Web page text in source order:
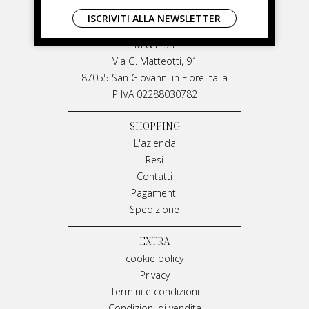
LIVIANA MIRARCHI
M & P Srl
Via G. Matteotti, 91
87055 San Giovanni in Fiore Italia
P IVA 02288030782
SHOPPING
L'azienda
Resi
Contatti
Pagamenti
Spedizione
EXTRA
cookie policy
Privacy
Termini e condizioni
ISCRIVITI ALLA NEWSLETTER